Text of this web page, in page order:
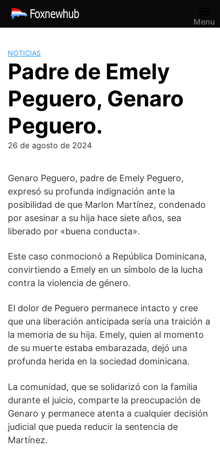
Saltar
contenido
Menu
NOTICIAS
Padre de Emely
Peguero, Genaro
Peguero.
26 de agosto de 2024
Genaro Peguero, padre de Emely Peguero,
expresó su profunda indignación ante la
posibilidad de que Marlon Martínez, condenado
por asesinar a su hija hace siete años, sea
liberado por «buena conducta».
Este caso conmocionó a República Dominicana,
convirtiendo a Emely en un símbolo de la lucha
contra la violencia de género.
El dolor de Peguero permanece intacto y cree
que una liberación anticipada sería una traición a
la memoria de su hija. Emely, quien al momento
de su muerte estaba embarazada, dejó una
profunda herida en la sociedad dominicana.
La comunidad, que se solidarizó con la familia
durante el juicio, comparte la preocupación de
Genaro y permanece atenta a cualquier decisión
judicial que pueda reducir la sentencia de
Martínez.